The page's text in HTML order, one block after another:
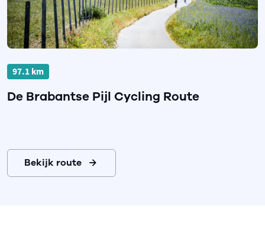
97.1 km
De Brabantse Pijl Cycling Route
Bekijk route